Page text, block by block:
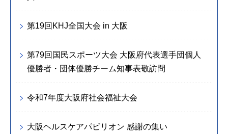
第19回KHJ全国大会 in 大阪
第79回国民スポーツ大会 大阪府代表選手団個人
優勝者・団体優勝チーム知事表敬訪問
令和7年度大阪府社会福祉大会
大阪ヘルスケアパビリオン 感謝の集い